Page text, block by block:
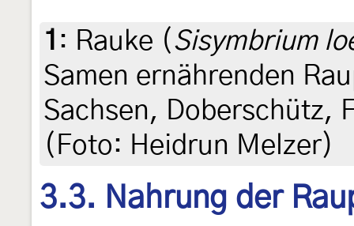
1 : Rauke ( Sisymbrium
Samen ernährenden
Sachsen, Doberschütz,
(Foto: Heidrun Melzer)
3.3. Nahrung der